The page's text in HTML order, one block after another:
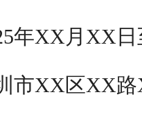
年XX月XX
市XX区XX